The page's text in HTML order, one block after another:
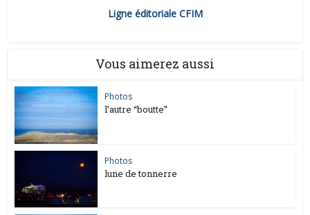
Ligne éditoriale CFIM
Vous aimerez aussi
Photos
l’autre “boutte”
Photos
lune de tonnerre